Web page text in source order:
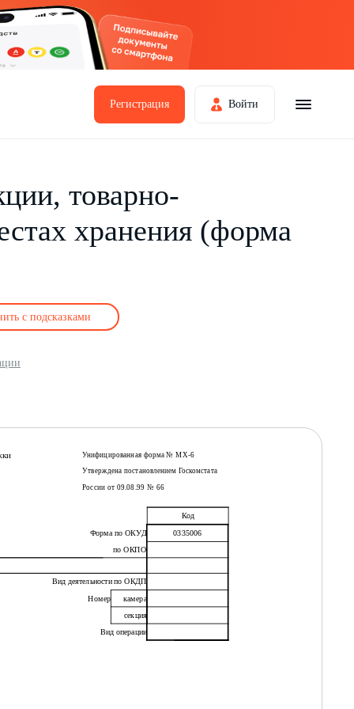
Регистрация Войти
товарно-
хранения (форма
с подсказками
Унифицированная форма № МХ-6
Утверждена постановлением Госкомстата
России от 09.08.99 № 66
Код
Форма по ОКУД
0335006
по ОКПО
Вид деятельности по ОКДП
Номер
камера
секция
Вид операции